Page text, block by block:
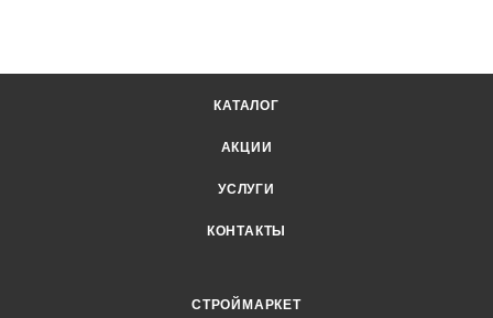
КАТАЛОГ
АКЦИИ
УСЛУГИ
КОНТАКТЫ
СТРОЙМАРКЕТ